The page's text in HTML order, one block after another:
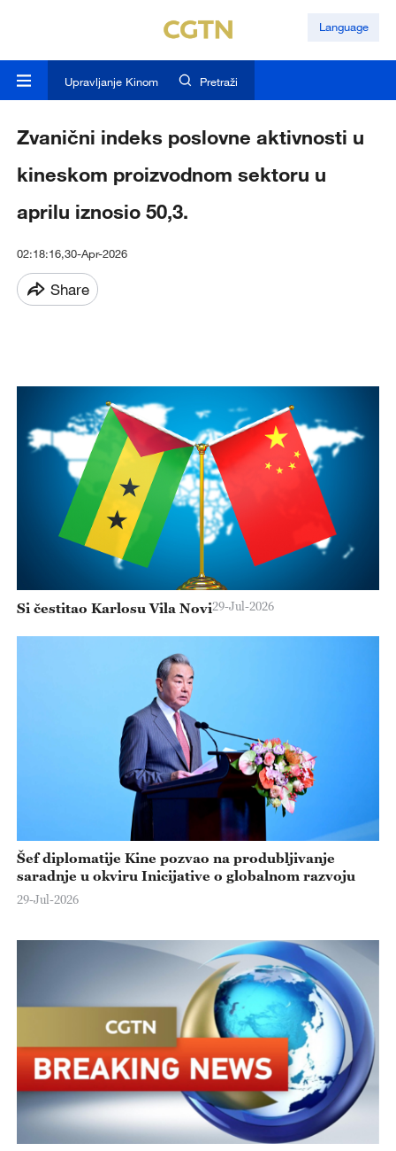
Language
Upravljanje Kinom Pretraži
Zvanični indeks poslovne aktivnosti u
kineskom proizvodnom sektoru u
aprilu iznosio 50,3.
02:18:16,30-Apr-2026
Share
Si čestitao Karlosu Vila Novi29-Jul-2026
Šef diplomatije Kine pozvao na produbljivanje
saradnje u okviru Inicijative o globalnom razvoju
29-Jul-2026